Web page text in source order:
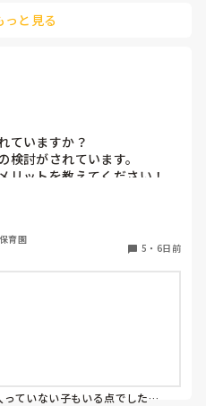
っと見る
ていますか？
討がされています。
リットを教えてください！
育園
5 ・ 6日前
ていない子もいる点でした。